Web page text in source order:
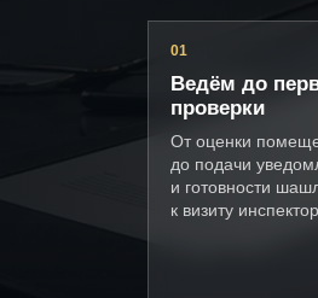
01
Ведём до
проверки
От оценки
до подачи
и готовности
к визиту